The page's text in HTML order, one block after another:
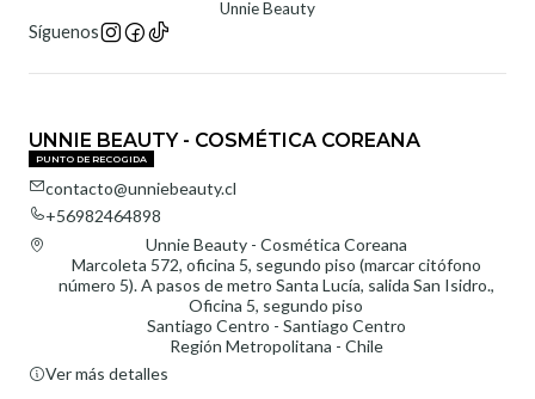
Unnie Beauty
Síguenos
UNNIE BEAUTY - COSMÉTICA COREANA
PUNTO DE RECOGIDA
contacto@unniebeauty.cl
+56982464898
Unnie Beauty - Cosmética Coreana
Marcoleta 572, oficina 5, segundo piso (marcar citófono
número 5). A pasos de metro Santa Lucía, salida San Isidro.,
Oficina 5, segundo piso
Santiago Centro - Santiago Centro
Región Metropolitana - Chile
Ver más detalles